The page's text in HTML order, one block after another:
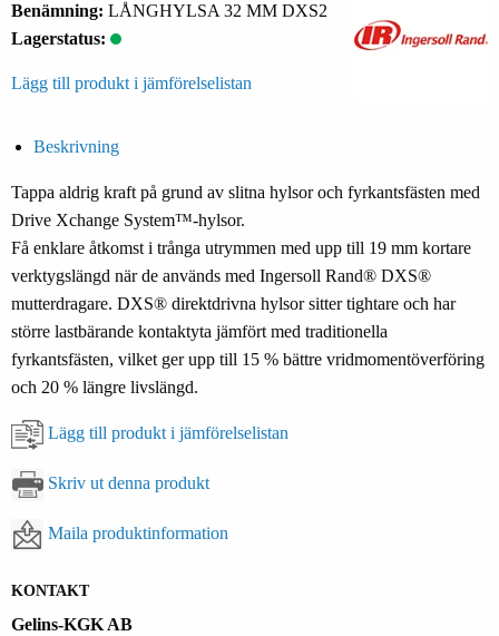
Benämning: LÅNGHYLSA 32 MM DXS2
Lagerstatus:
Lägg till produkt i jämförelselistan
Beskrivning
Tappa aldrig kraft på grund av slitna hylsor och fyrkantsfästen med
Drive Xchange System™-hylsor.
Få enklare åtkomst i trånga utrymmen med upp till 19 mm kortare
verktygslängd när de används med Ingersoll Rand® DXS®
mutterdragare. DXS® direktdrivna hylsor sitter tightare och har
större lastbärande kontaktyta jämfört med traditionella
fyrkantsfästen, vilket ger upp till 15 % bättre vridmomentöverföring
och 20 % längre livslängd.
Lägg till produkt i jämförelselistan
Skriv ut denna produkt
Maila produktinformation
KONTAKT
Gelins-KGK AB